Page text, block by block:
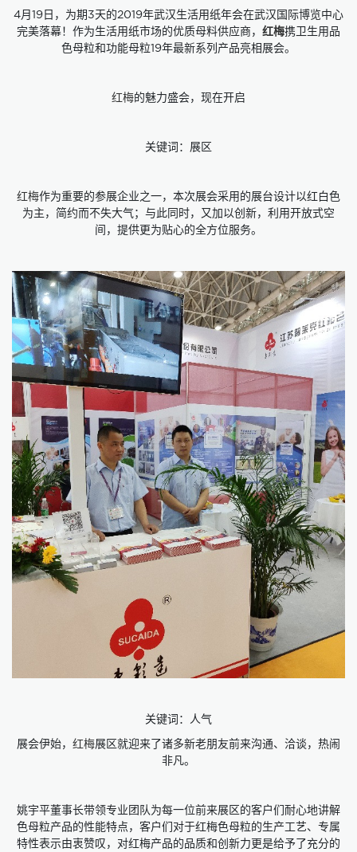
4月19日，为期3天的2019年武汉生活用纸年会在武汉国际博览中心
完美落幕！作为生活用纸市场的优质母料供应商， 红梅携卫生用品
色母粒和功能母粒19年最新系列产品亮相展会。
红梅的魅力盛会，现在开启
关键词：展区
红梅作为重要的参展企业之一，本次展会采用的展台设计以红白色
为主，简约而不失大气；与此同时，又加以创新，利用开放式空
间，提供更为贴心的全方位服务。
关键词：人气
展会伊始， 红梅展区就迎来了诸多新老朋友前来沟通、洽谈，热闹
非凡。
姚宇平董事长带领专业团队为每一位前来展区的客户们耐心地讲解
色母粒产品的性能特点，客户们对于红梅色母粒的生产工艺、专属
特性表示由衷赞叹，对红梅产品的品质和创新力更是给予了充分的